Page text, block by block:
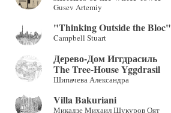
Gusev Artemiy
"Thinking Outside the Bloc"
Campbell Stuart
Дерево-Дом Иггдрасиль
The Tree-House Yggdrasil
Шипачева Александра
Villa Bakuriani
Микадзе Михаил Шукуров Оят